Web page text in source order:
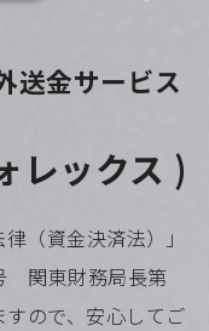
送金サービス
レックス )
（資金決済法）」
関東財務局長第
ので、安心してご